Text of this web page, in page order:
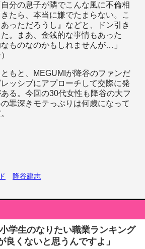
分の息子が隣でこんな風に不倫相
たら、本当に嫌でたまらない。こ
っただろうし』などと、ドン引き
。まあ、金銭的な事情もあった
ものなのかもしれませんが…」
もと、MEGUMIが降谷のファンだ
ッシブにアプローチして交際に発
る。今回の30代女性も降谷の大フ
罪深きモテっぷりは何歳になって
降谷建志
学生のなりたい職業ランキング
良くないと思うんですよ」